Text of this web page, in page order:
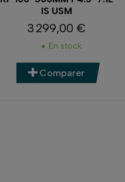
IS USM
Prix
3 299,00 €
En stock
Comparer